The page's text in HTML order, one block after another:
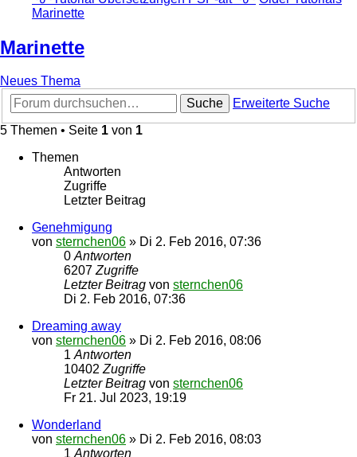
Marinette
Marinette
Neues Thema
Suche
Erweiterte Suche
5 Themen • Seite 1 von 1
Themen
Antworten
Zugriffe
Letzter Beitrag
Genehmigung
von sternchen06 » Di 2. Feb 2016, 07:36
0 Antworten
6207 Zugriffe
Letzter Beitrag von sternchen06
Di 2. Feb 2016, 07:36
Dreaming away
von sternchen06 » Di 2. Feb 2016, 08:06
1 Antworten
10402 Zugriffe
Letzter Beitrag von sternchen06
Fr 21. Jul 2023, 19:19
Wonderland
von sternchen06 » Di 2. Feb 2016, 08:03
1 Antworten